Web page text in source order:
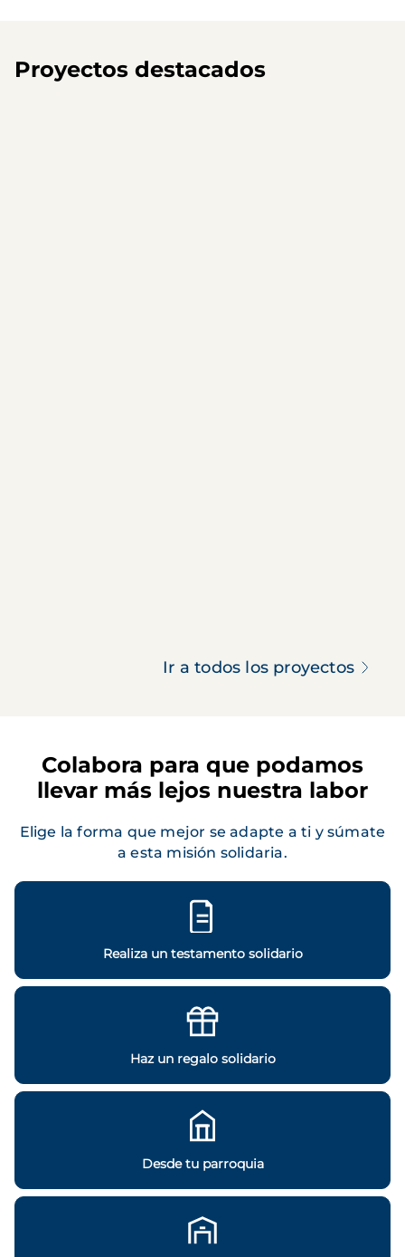
Proyectos destacados
Ir a todos los proyectos
Colabora para que podamos
llevar más lejos nuestra labor
Elige la forma que mejor se adapte a ti y súmate
a esta misión solidaria.
Realiza un testamento solidario
Haz un regalo solidario
Desde tu parroquia